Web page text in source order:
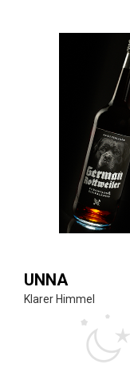
UNNA
Klarer Himmel